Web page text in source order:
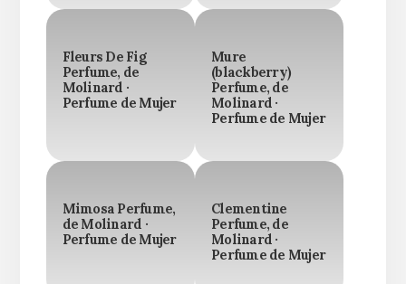
Fleurs De Fig
Perfume, de
Molinard ·
Perfume de Mujer
Mure
(blackberry)
Perfume, de
Molinard ·
Perfume de Mujer
Mimosa Perfume,
de Molinard ·
Perfume de Mujer
Clementine
Perfume, de
Molinard ·
Perfume de Mujer